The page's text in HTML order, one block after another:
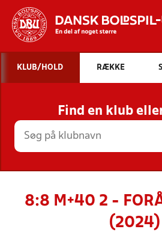
STILLINGER,
HOLD
KLUB/HOLD RÆKKE
Find en klub
8:8 M+40 2 -
(2024)